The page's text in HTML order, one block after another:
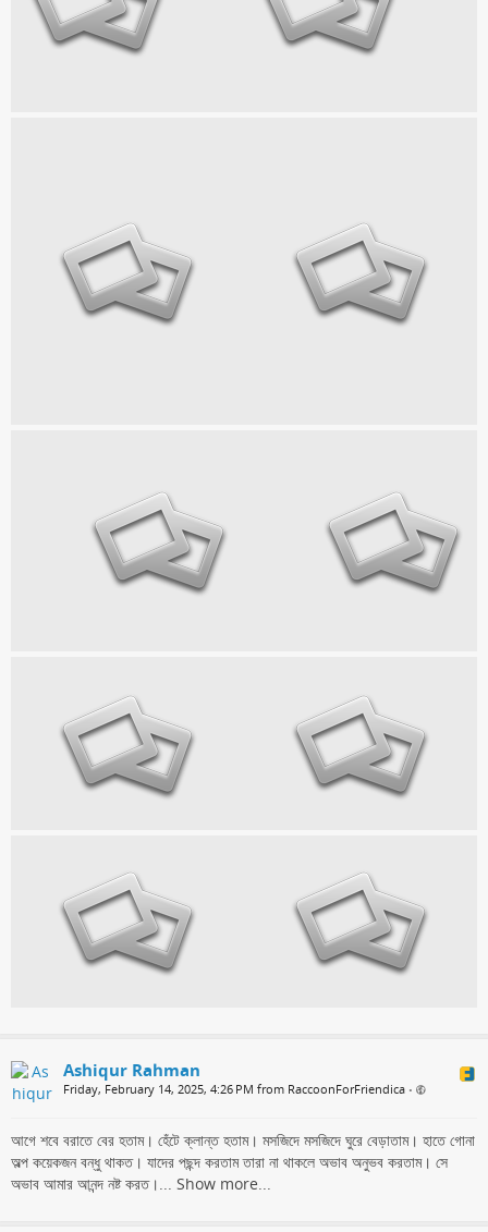
Ashiqur Rahman
Friday, February 14, 2025, 4:26 PM from RaccoonForFriendica •
আগে শবে বরাতে বের হতাম। হেঁটে ক্লান্ত হতাম। মসজিদে মসজিদে ঘুরে বেড়াতাম। হাতে গোনা
অল্প কয়েকজন বন্ধু থাকত। যাদের পছন্দ করতাম তারা না থাকলে অভাব অনুভব করতাম। সে
অভাব আমার আনন্দ নষ্ট করত।... Show more...